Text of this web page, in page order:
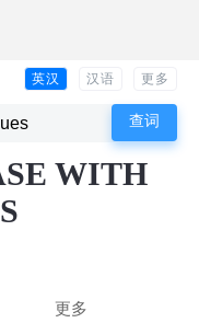
英汉 汉语 更多
WITH
更多